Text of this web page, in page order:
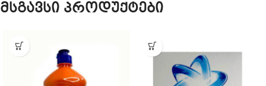
მსგავსი პროდუქტები